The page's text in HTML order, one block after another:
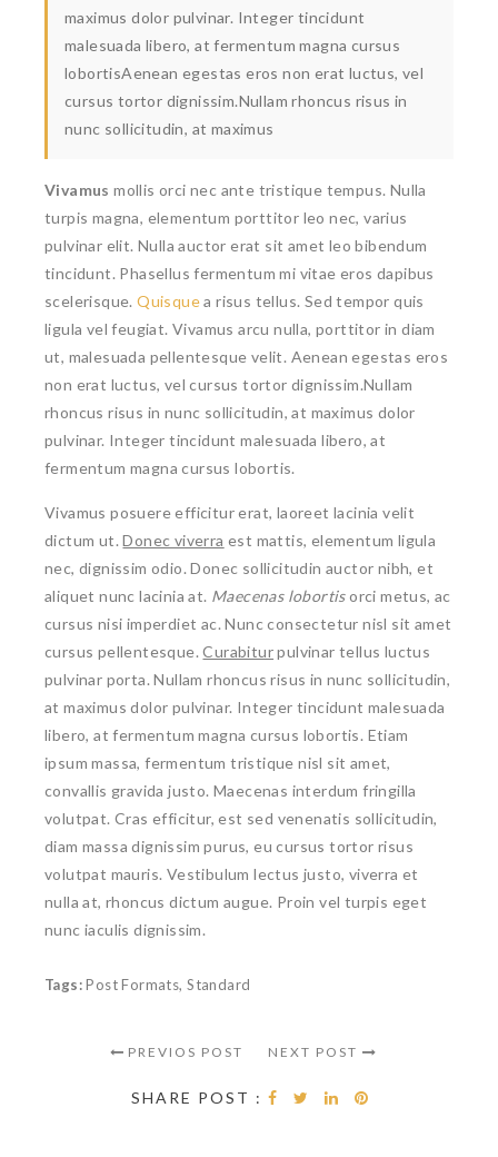
maximus dolor pulvinar. Integer tincidunt
malesuada libero, at fermentum magna cursus
lobortisAenean egestas eros non erat luctus, vel
cursus tortor dignissim.Nullam rhoncus risus in
nunc sollicitudin, at maximus
Vivamus mollis orci nec ante tristique tempus. Nulla
turpis magna, elementum porttitor leo nec, varius
pulvinar elit. Nulla auctor erat sit amet leo bibendum
tincidunt. Phasellus fermentum mi vitae eros dapibus
scelerisque.Quisquea risus tellus. Sed tempor quis
ligula vel feugiat. Vivamus arcu nulla, porttitor in diam
ut, malesuada pellentesque velit. Aenean egestas eros
non erat luctus, vel cursus tortor dignissim.Nullam
rhoncus risus in nunc sollicitudin, at maximus dolor
pulvinar. Integer tincidunt malesuada libero, at
fermentum magna cursus lobortis.
Vivamus posuere efficitur erat, laoreet lacinia velit
dictum ut.Donec viverra est mattis, elementum ligula
nec, dignissim odio. Donec sollicitudin auctor nibh, et
aliquet nunc lacinia at. Maecenas lobortisorci metus, ac
cursus nisi imperdiet ac. Nunc consectetur nisl sit amet
cursus pellentesque.Curabiturpulvinar tellus luctus
pulvinar porta. Nullam rhoncus risus in nunc sollicitudin,
at maximus dolor pulvinar. Integer tincidunt malesuada
libero, at fermentum magna cursus lobortis. Etiam
ipsum massa, fermentum tristique nisl sit amet,
convallis gravida justo. Maecenas interdum fringilla
volutpat. Cras efficitur, est sed venenatis sollicitudin,
diam massa dignissim purus, eu cursus tortor risus
volutpat mauris. Vestibulum lectus justo, viverra et
nulla at, rhoncus dictum augue. Proin vel turpis eget
nunc iaculis dignissim.
Tags:Post Formats,Standard
PREVIOS POST NEXT POST
SHARE POST :